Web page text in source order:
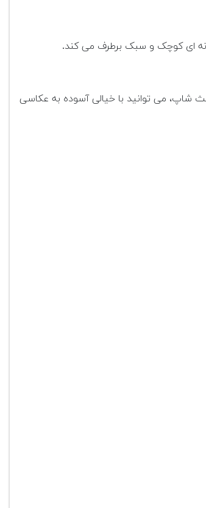
بدنه ای کوچک و سبک برطرف می کند.
شاپ، می توانید با خیالی آسوده به عکاسی